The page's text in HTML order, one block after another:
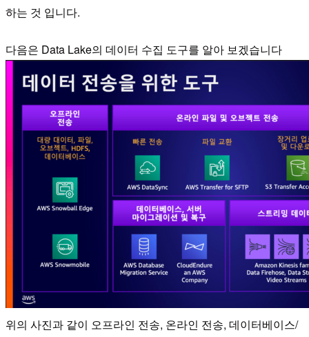
하는 것 입니다.
다음은 Data Lake의 데이터 수집 도구를 알아 보겠습니다
위의 사진과 같이 오프라인 전송, 온라인 전송, 데이터베이스/